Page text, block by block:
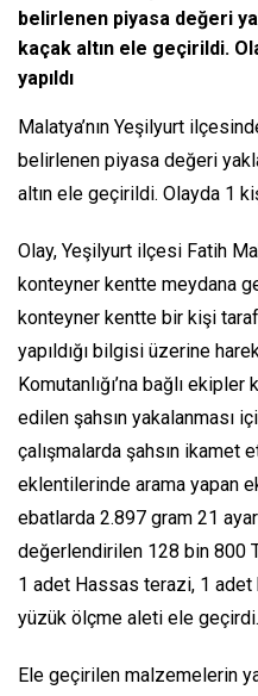
belirlenen piyasa değeri
kaçak altın ele geçirildi.
yapıldı
Malatya’nın Yeşilyurt
belirlenen piyasa değeri
altın ele geçirildi. Olayda 1
Olay, Yeşilyurt ilçesi Fatih
konteyner kentte meydana
konteyner kentte bir kişi
yapıldığı bilgisi üzerine
Komutanlığı’na bağlı
edilen şahsın yakalanması
çalışmalarda şahsın ikamet
eklentilerinde arama yapan
ebatlarda 2.897 gram 21
değerlendirilen 128 bin 800
1 adet Hassas terazi, 1
yüzük ölçme aleti ele geçirdi.
Ele geçirilen malzemelerin